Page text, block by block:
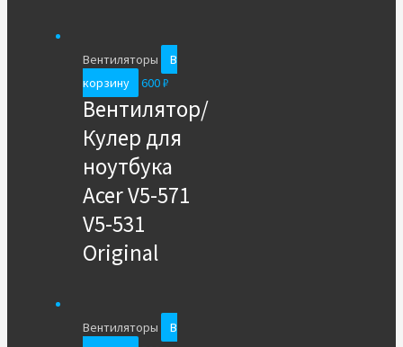
Вентиляторы
В
корзину
600₽
Вентилятор/
Кулер для
ноутбука
Acer V5-571
V5-531
Original
Вентиляторы
В